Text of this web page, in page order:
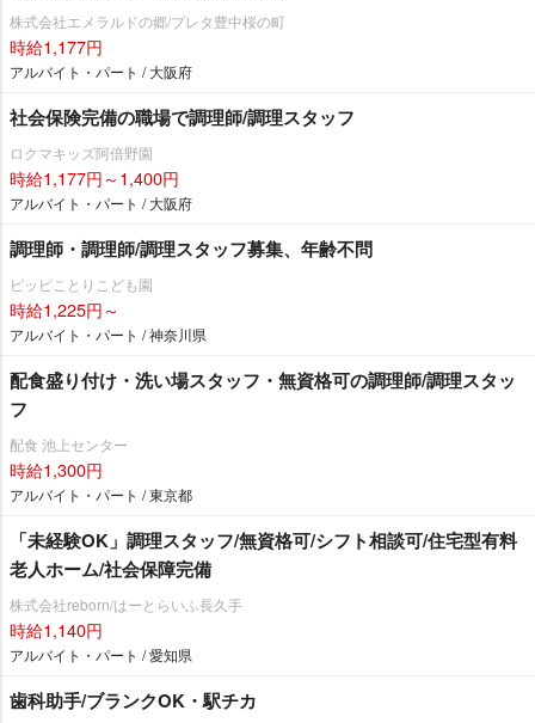
株式会社エメラルドの郷/プレタ豊中桜の町
時給1,177円
アルバイト・パート / 大阪府
社会保険完備の職場で調理師/調理スタッフ
ロクマキッズ阿倍野園
時給1,177円～1,400円
アルバイト・パート / 大阪府
調理師・調理師/調理スタッフ募集、年齢不問
ピッピことりこども園
時給1,225円～
アルバイト・パート / 神奈川県
配食盛り付け・洗い場スタッフ・無資格可の調理師/調理スタッ
フ
配食 池上センター
時給1,300円
アルバイト・パート / 東京都
「未経験OK」調理スタッフ/無資格可/シフト相談可/住宅型有料
老人ホーム/社会保障完備
株式会社reborn/はーとらいふ長久手
時給1,140円
アルバイト・パート / 愛知県
歯科助手/ブランクOK・駅チカ